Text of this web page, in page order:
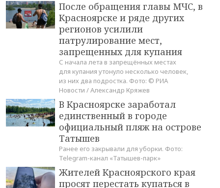
После обращения главы МЧС, в
Красноярске и ряде других
регионов усилили
патрулирование мест,
запрещенных для купания
С начала лета в запрещённых местах
для купания утонуло несколько человек,
из них два подростка. Фото: © РИА
Новости / Александр Кряжев
В Красноярске заработал
единственный в городе
официальный пляж на острове
Татышев
Ранее его закрывали для уборки. Фото:
Telegram-канал «Татышев-парк»
Жителей Красноярского края
просят перестать купаться в